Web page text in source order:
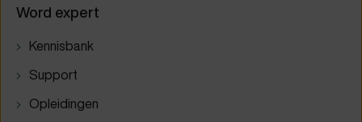
Word expert
Kennisbank
Support
Opleidingen